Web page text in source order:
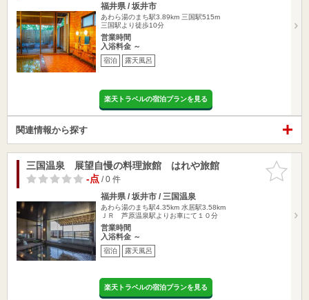
福井県 / 坂井市
あわら湯のまち駅3.89km 三国駅515m
三国駅より徒歩10分
営業時間
入浴料金 ～
宿泊 露天風呂
楽天トラベルの宿泊プランを見る
関連情報から探す
お気に入
りに追加
三国温泉 展望自慢の料理旅館 はれや旅館
-点/ 0 件
福井県 / 坂井市 / 三国温泉
あわら湯のまち駅4.35km 水居駅3.58km
ＪＲ 芦原温泉駅よりお車にて１０分
営業時間
入浴料金 ～
宿泊 露天風呂
楽天トラベルの宿泊プランを見る